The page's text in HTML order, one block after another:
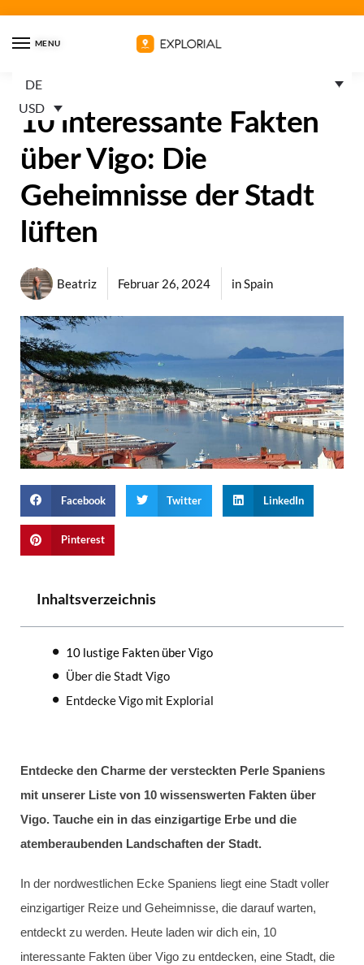
MENU
DE
USD
10 interessante Fakten
über Vigo: Die
Geheimnisse der Stadt
lüften
Beatriz Februar 26, 2024 inSpain
Facebook Twitter LinkedIn
Pinterest
Inhaltsverzeichnis
10 lustige Fakten über Vigo
Über die Stadt Vigo
Entdecke Vigo mit Explorial
Entdecke den Charme der versteckten Perle Spaniens
mit unserer Liste von 10 wissenswerten Fakten über
Vigo. Tauche ein in das einzigartige Erbe und die
atemberaubenden Landschaften der Stadt.
In der nordwestlichen Ecke Spaniens liegt eine Stadt voller
einzigartiger Reize und Geheimnisse, die darauf warten,
entdeckt zu werden. Heute laden wir dich ein, 10
interessante Fakten über Vigo zu entdecken, eine Stadt, die